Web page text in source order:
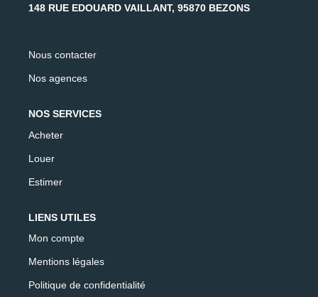
148 RUE EDOUARD VAILLANT, 95870 BEZONS
Nous contacter
Nos agences
NOS SERVICES
Acheter
Louer
Estimer
LIENS UTILES
Mon compte
Mentions légales
Politique de confidentialité